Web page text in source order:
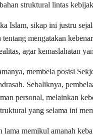
struktural lintas
Islam, sikap ini justru
mengatakan
agar kemaslahatan
membela posisi
Sebaliknya,
personal, melainkan
yang selama ini
lama memikul amanah